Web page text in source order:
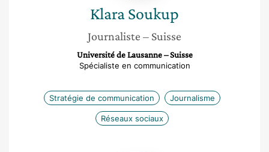
KlaraSoukup
Journaliste – Suisse
Université de Lausanne – Suisse
Spécialiste en communication
Stratégie de communication Journalisme
Réseaux sociaux